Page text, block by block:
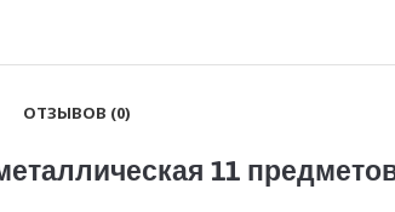
ОТЗЫВОВ (0)
11 предметов